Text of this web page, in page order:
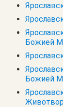
Божией
Божией